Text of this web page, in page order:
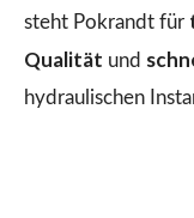
steht Pokrandt für
Qualität und
hydraulischen